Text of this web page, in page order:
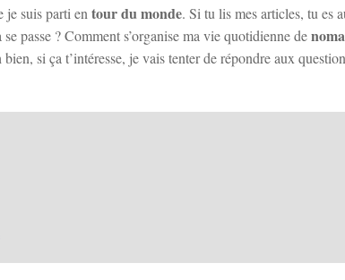
je suis parti entour du monde. Si tu lis mes articles, tu es
passe ? Comment s’organise ma vie quotidienne de
si ça t’intéresse, je vais tenter de répondre aux